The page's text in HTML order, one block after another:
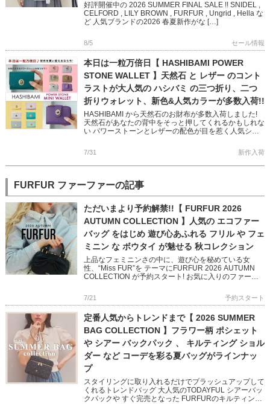
好評開催中の 2026 SUMMER FINAL SALE !! SNIDEL ,
CELFORD , LILY BROWN , FURFUR , Ungrid , Hella な
ど 人気ブランドの2026 春夏新作がな […]
8/5 セール情報
本日は一粒万倍日【 HASHIBAMI POWER
STONE WALLET 】天然石 と レザー のコント
ラストが大人気の ハシバミ の三つ折り、二つ
折りウォレット、新色&人気カラーが多数入荷!!
HASHIBAMI から天然石のお財布が多数入荷しました!
天然石があなたの背中をそっと押してくれるかもしれな
い パワーストーンとレザーの配色が目を惹く人気シリ
7/31 新作入荷
FURFUR ファーファーの記事
ただいまより予約解禁!!【 FURFUR 2026
AUTUMN COLLECTION 】人気の エコファー
バッグ をはじめ 遊び心あふれる フリル や フェ
ミニン な ボウタイ が魅せる 秋コレクション
上品なフェミニンさの中に、遊び心を秘めている女
性、“Miss FUR”を テーマにFURFUR 2026 AUTUMN
COLLECTION が予約スタート! お気に入りのファー、
7/21 予約スタート
定番人気からトレンドまで【 2026 SUMMER
BAG COLLECTION 】フラワー柄 ポシェット
や シアー バックパック 、 キルティング ショル
ダー など コーデを彩る夏バッグがラインナッ
プ
スタイリングに取り入れるだけでブラッシュアップして
くれるトレンドバッグ 大人気のTODAYFUL シアーバッ
クパックや すぐ完売となった FURFURのキルティング